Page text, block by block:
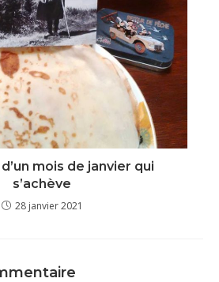
mois de janvier qui
s’achève
28 janvier 2021